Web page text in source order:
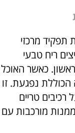
תפקיד מרכזי
ריח טבעי
כאשר האוכל
נפגעת. זו
טריים
מורכבות עם